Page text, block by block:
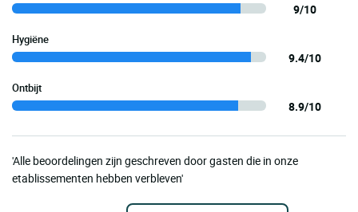
9/10
Hygiëne
9.4/10
Ontbijt
8.9/10
'Alle beoordelingen zijn geschreven door gasten die in onze
etablissementen hebben verbleven'